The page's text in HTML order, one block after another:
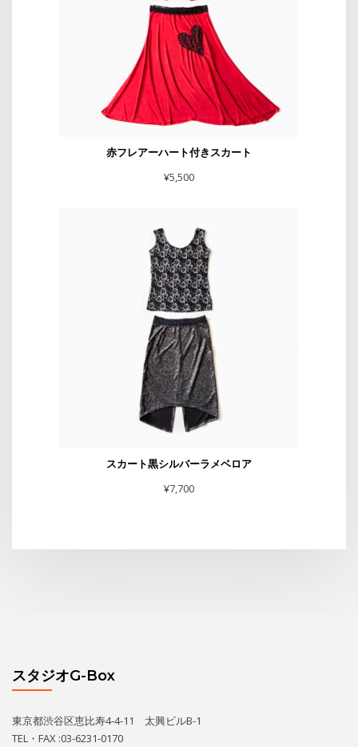
赤フレアーハート付きスカート
¥5,500
スカート黒シルバーラメベロア
¥7,700
スタジオG-Box
東京都渋谷区恵比寿4-4-11 太興ビルB-1
TEL・FAX :03-6231-0170